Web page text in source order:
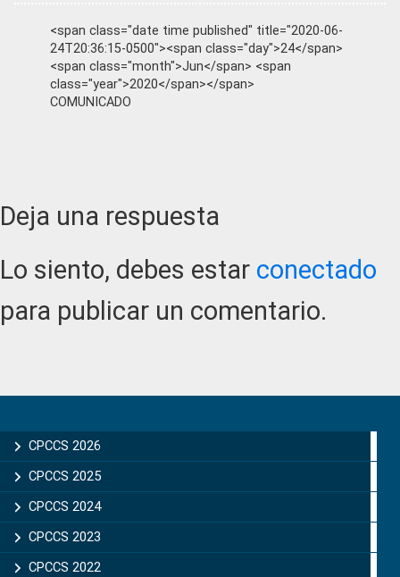
<span class="date time published" title="2020-06-
24T20:36:15-0500"><span class="day">24</span>
<span class="month">Jun</span> <span
class="year">2020</span></span>
COMUNICADO
Reader
Interactions
Deja una respuesta
Lo siento, debes estar conectado
para publicar un comentario.
Sidebar
CPCCS 2026
CPCCS 2025
CPCCS 2024
CPCCS 2023
CPCCS 2022